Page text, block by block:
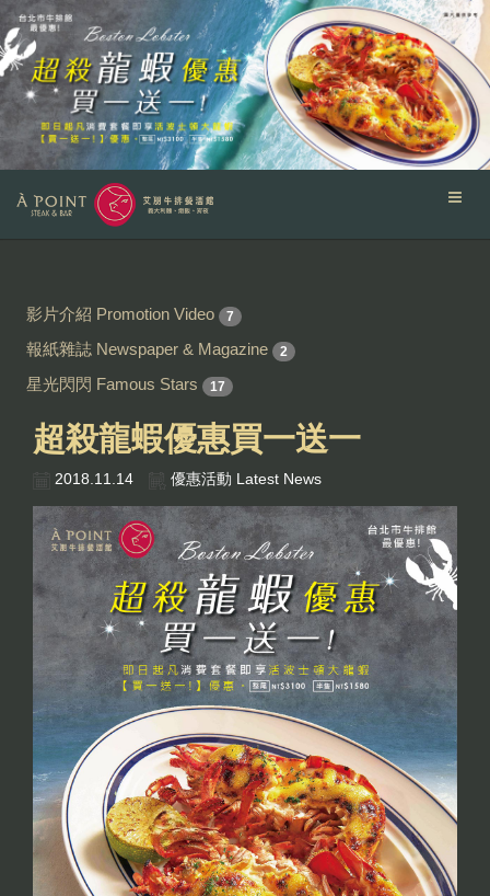
影片介紹 Promotion Video 7
報紙雜誌 Newspaper & Magazine 2
星光閃閃 Famous Stars 17
超殺龍蝦優惠買一送一
2018.11.14 優惠活動 Latest News